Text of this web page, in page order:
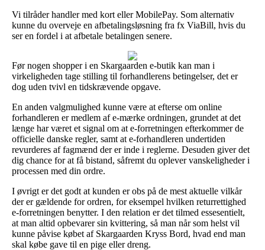
Vi tilråder handler med kort eller MobilePay. Som alternativ
kunne du overveje en afbetalingsløsning fra fx ViaBill, hvis du
ser en fordel i at afbetale betalingen senere.
Før nogen shopper i en Skargaarden e-butik kan man i
virkeligheden tage stilling til forhandlerens betingelser, det er
dog uden tvivl en tidskrævende opgave.
En anden valgmulighed kunne være at efterse om online
forhandleren er medlem af e-mærke ordningen, grundet at det
længe har været et signal om at e-forretningen efterkommer de
officielle danske regler, samt at e-forhandleren undertiden
revurderes af fagmænd der er inde i reglerne. Desuden giver det
dig chance for at få bistand, såfremt du oplever vanskeligheder i
processen med din ordre.
I øvrigt er det godt at kunden er obs på de mest aktuelle vilkår
der er gældende for ordren, for eksempel hvilken returrettighed
e-forretningen benytter. I den relation er det tilmed essesentielt,
at man altid opbevarer sin kvittering, så man når som helst vil
kunne påvise købet af Skargaarden Kryss Bord, hvad end man
skal købe gave til en pige eller dreng.